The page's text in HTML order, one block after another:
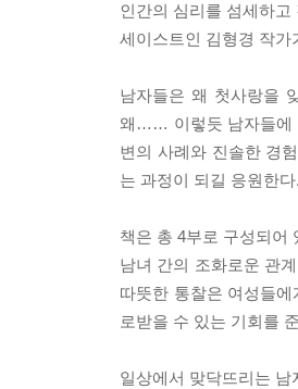
인간의 심리를 섬세하
세이스트인 김형경 작
남자들은 왜 첫사랑을
왜…… 이렇듯 남자들에
변의 사례와 진솔한 경
는 과정이 되길 응원한다.
책은 총 4부로 구성되어
남녀 간의 조화로운 관
따뜻한 통찰은 여성들
로받을 수 있는 기회를
일상에서 맞닥뜨리는